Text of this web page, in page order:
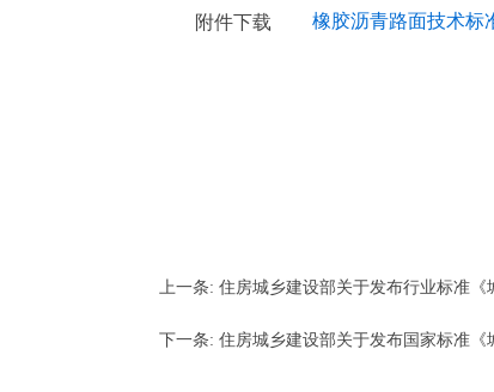
附件下载 橡胶沥青路面技术标
上一条: 住房城乡建设部关于发布行业标准《
下一条: 住房城乡建设部关于发布国家标准《